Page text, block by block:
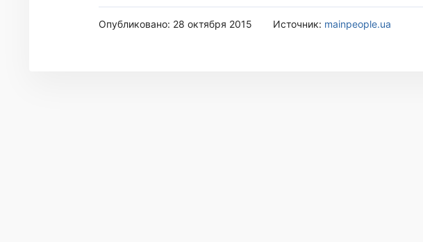
Опубликовано: 28 октября 2015 Источник: mainpeople.ua